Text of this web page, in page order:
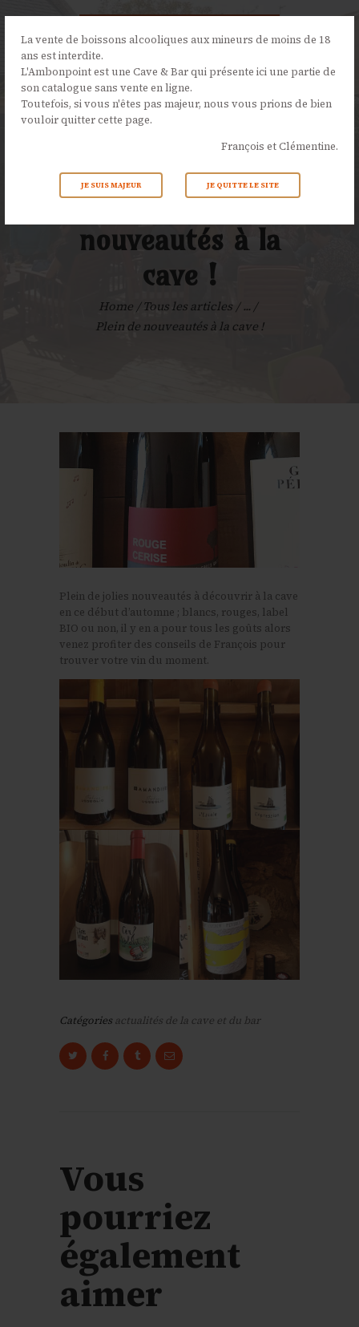
La vente de boissons alcooliques aux mineurs de moins de 18
ans est interdite.
L'Ambonpoint est une Cave & Bar qui présente ici une partie de
son catalogue sans vente en ligne.
Toutefois, si vous n'êtes pas majeur, nous vous prions de bien
vouloir quitter cette page.
François et Clémentine.
JE SUIS MAJEUR JE QUITTE LE SITE
Plein de
nouveautés à la
cave !
Home Tous les articles
...
Plein de nouveautés à la cave !
L’AMBONPOINT
LA CAVE
NOS ÉVÉNEMENTS
ACTUALITÉS
CONTACTS
Plein de jolies nouveautés à découvrir à la cave
en ce début d’automne ; blancs, rouges, label
BIO ou non, il y en a pour tous les goûts alors
venez profiter des conseils de François pour
trouver votre vin du moment.
Catégories actualités de la cave et du bar
Vous
pourriez
également
aimer